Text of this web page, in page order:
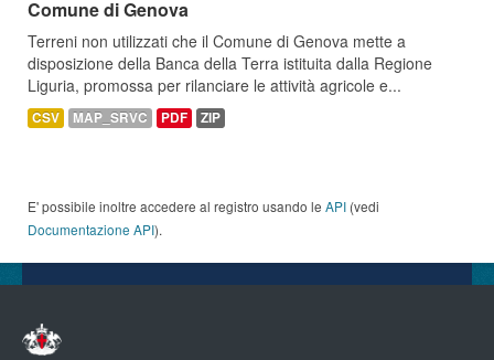
Comune di Genova
Terreni non utilizzati che il Comune di Genova mette a
disposizione della Banca della Terra istituita dalla Regione
Liguria, promossa per rilanciare le attività agricole e...
CSV MAP_SRVC PDF ZIP
E' possibile inoltre accedere al registro usando le API (vedi
Documentazione API).